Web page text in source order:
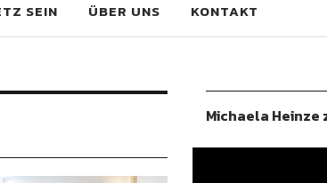
SEIN ÜBER UNS KONTAKT
Michaela Heinze